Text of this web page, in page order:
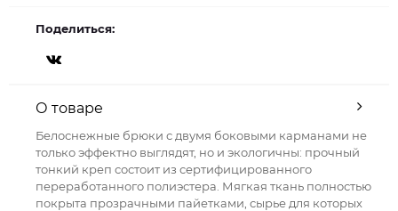
Поделиться:
О товаре
Белоснежные брюки с двумя боковыми карманами не
только эффектно выглядят, но и экологичны: прочный
тонкий креп состоит из сертифицированного
переработанного полиэстера. Мягкая ткань полностью
покрыта прозрачными пайетками, сырье для которых